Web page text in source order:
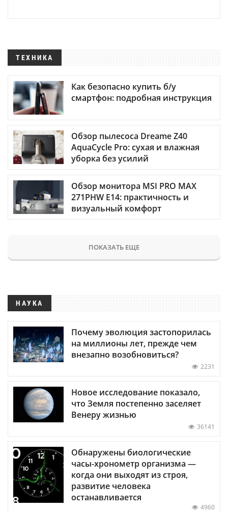
ТЕХНИКА
Как безопасно купить б/у
смартфон: подробная инструкция
Обзор пылесоса Dreame Z40
AquaCycle Pro: сухая и влажная
уборка без усилий
Обзор монитора MSI PRO MAX
271PHW E14: практичность и
визуальный комфорт
ПОКАЗАТЬ ЕЩЕ
НАУКА
Почему эволюция застопорилась
на миллионы лет, прежде чем
внезапно возобновиться?
2231
Новое исследование показало,
что Земля постепенно заселяет
Венеру жизнью
36141
Обнаружены биологические
часы-хронометр организма —
когда они выходят из строя,
развитие человека
останавливается
4960